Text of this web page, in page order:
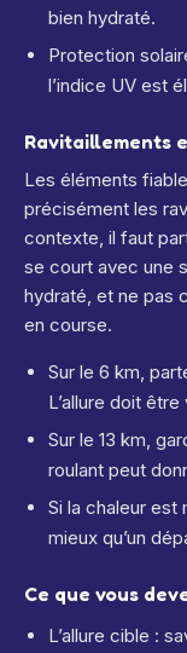
bien hydraté.
Protection
l’indice UV est
Ravitaillements
Les éléments
précisément les
contexte, il faut
se court avec une
hydraté, et ne pas
en course.
Sur le 6 km,
L’allure doit
Sur le 13 km,
roulant peut
Si la chaleur est
mieux qu’un
Ce que vous
L’allure cible :